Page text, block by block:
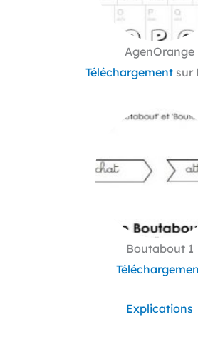
AgenOrange
Téléchargement sur
Boutabout 1
Explications